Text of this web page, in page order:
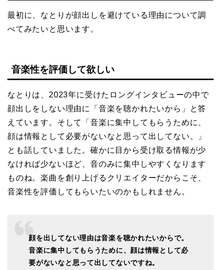
最初に、なとりが顔出しを避けている理由について調
べてみたいと思います。
音楽性を評価して欲しい
なとりは、2023年に受けたロングインタビューの中で
顔出しをしない理由に「音楽を聴かれたいから」と答
えています。そして「音楽に集中してもらうために、
顔は情報として必要がないなと思って出してない。」
とも話していました。確かに目から受け取る情報が少
なければ少ないほど、音のみに集中しやすくなります
ものね。楽曲を創り上げるクリエイターだからこそ、
音楽性を評価してもらいたいのかもしれません。
顔を出してない理由は音楽を聴かれたいからで。
音楽に集中してもらうために、顔は情報として必
要がないなと思って出してないですね。